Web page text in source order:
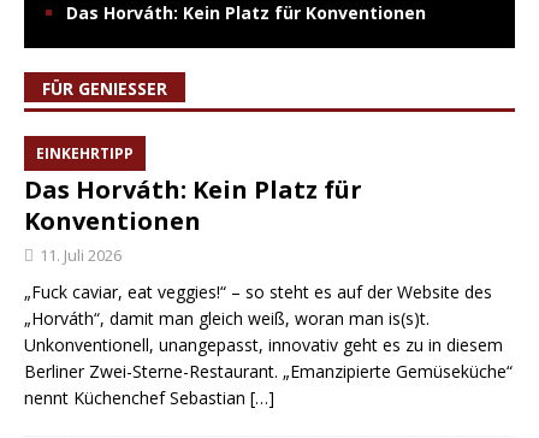
Das Horváth: Kein Platz für Konventionen
FÜR GENIESSER
EINKEHRTIPP
Das Horváth: Kein Platz für
Konventionen
11. Juli 2026
„Fuck caviar, eat veggies!“ – so steht es auf der Website des
„Horváth“, damit man gleich weiß, woran man is(s)t.
Unkonventionell, unangepasst, innovativ geht es zu in diesem
Berliner Zwei-Sterne-Restaurant. „Emanzipierte Gemüseküche“
nennt Küchenchef Sebastian […]